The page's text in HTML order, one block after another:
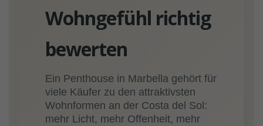
Wohngefühl richtig
bewerten
Ein Penthouse in Marbella gehört für
viele Käufer zu den attraktivsten
Wohnformen an der Costa del Sol:
mehr Licht, mehr Offenheit, mehr